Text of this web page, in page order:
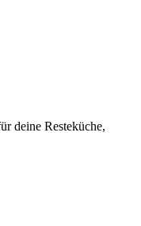
deine Resteküche,